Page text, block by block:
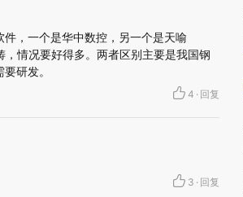
，一个是华中数控，另一个是天喻
情况要好得多。两者区别主要是我国钢
研发。
4 · 回复
3 · 回复